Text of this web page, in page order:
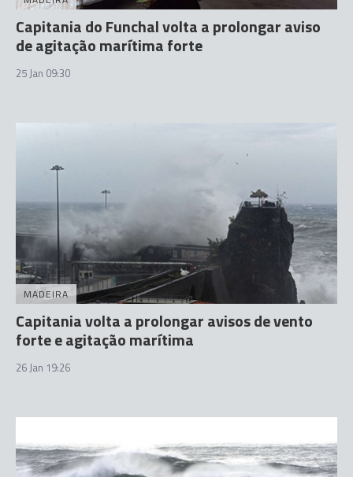
Capitania do Funchal volta a prolongar aviso
de agitação marítima forte
25 Jan 09:30
MADEIRA
Capitania volta a prolongar avisos de vento
forte e agitação marítima
26 Jan 19:26